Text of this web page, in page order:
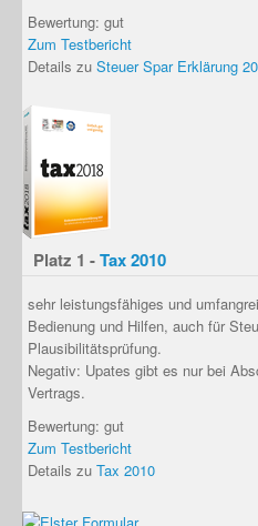
Bewertung: gut
Zum Testbericht
Details zu Steuer Spar Erklärung
Platz 1 -Tax 2010
sehr leistungsfähiges und
Bedienung und Hilfen, auch für
Plausibilitätsprüfung.
Negativ: Upates gibt es nur bei
Vertrags.
Bewertung: gut
Zum Testbericht
Details zu Tax 2010